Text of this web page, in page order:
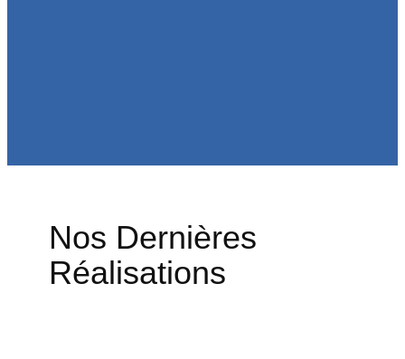
Nos Dernières
Réalisations